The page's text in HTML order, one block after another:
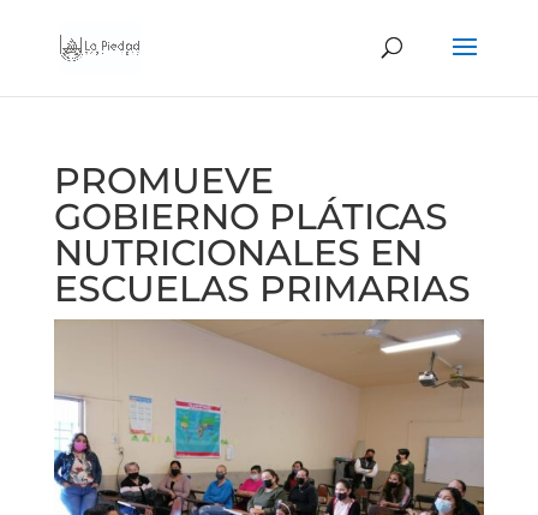
PROMUEVE
GOBIERNO PLÁTICAS
NUTRICIONALES EN
ESCUELAS PRIMARIAS